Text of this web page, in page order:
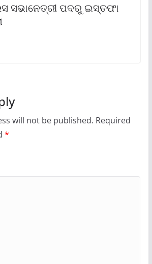
ସଭାନେତ୍ରୀ ପଦରୁ ଇସ୍ତଫା
will not be published. Required
*